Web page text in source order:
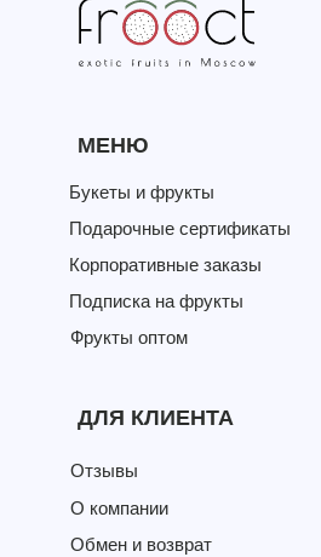
МЕНЮ
Букеты и фрукты
Подарочные сертификаты
Корпоративные заказы
Подписка на фрукты
Фрукты оптом
О компании
Отзывы
ДЛЯ КЛИЕНТА
Обмен и возврат